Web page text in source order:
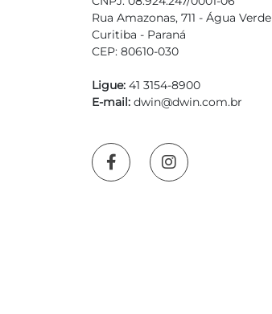
Rua Amazonas, 711 - Água Verde
Curitiba - Paraná
CEP: 80610-030
Ligue: 41 3154-8900
E-mail: dwin@dwin.com.br